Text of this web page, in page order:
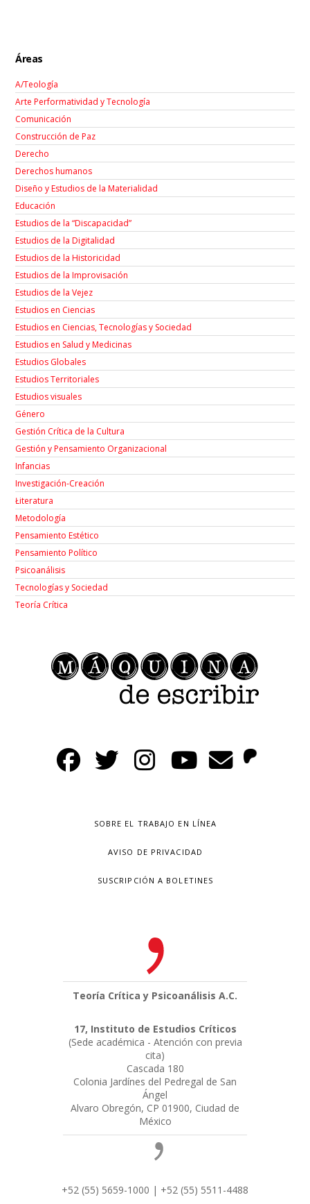
Áreas
A/Teología
Arte Performatividad y Tecnología
Comunicación
Construcción de Paz
Derecho
Derechos humanos
Diseño y Estudios de la Materialidad
Educación
Estudios de la “Discapacidad”
Estudios de la Digitalidad
Estudios de la Historicidad
Estudios de la Improvisación
Estudios de la Vejez
Estudios en Ciencias
Estudios en Ciencias, Tecnologías y Sociedad
Estudios en Salud y Medicinas
Estudios Globales
Estudios Territoriales
Estudios visuales
Género
Gestión Crítica de la Cultura
Gestión y Pensamiento Organizacional
Infancias
Investigación-Creación
Łiteratura
Metodología
Pensamiento Estético
Pensamiento Político
Psicoanálisis
Tecnologías y Sociedad
Teoría Crítica
SOBRE EL TRABAJO EN LÍNEA
AVISO DE PRIVACIDAD
SUSCRIPCIÓN A BOLETINES
Teoría Crítica y Psicoanálisis A.C.
17, Instituto de Estudios Críticos
(Sede académica - Atención con previa
cita)
Cascada 180
Colonia Jardínes del Pedregal de San
Ángel
Alvaro Obregón, CP 01900, Ciudad de
México
+52 (55) 5659-1000 | +52 (55) 5511-4488